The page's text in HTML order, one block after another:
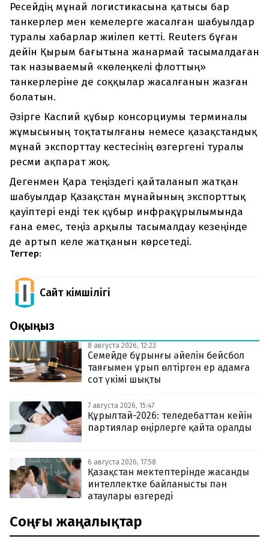
Ресейдің мұнай логистикасына қатысы бар
танкерлер мен кемелерге жасалған шабуылдар
туралы хабарлар жиілеп кетті. Reuters бұған
дейін Қырым бағытына жанармай тасымалдаған
так называемый «көлеңкелі флоттың»
танкерлеріне де соққылар жасалғанын жазған
болатын.
Әзірге Каспий құбыр консорциумы терминалы
жұмысының тоқтатылғаны немесе қазақстандық
мұнай экспорттау кестесінің өзгергені туралы
ресми ақпарат жоқ.
Дегенмен Қара теңіздегі қайталанып жатқан
шабуылдар Қазақстан мұнайының экспорттық
қауіптері енді тек құбыр инфрақұрылымында
ғана емес, теңіз арқылы тасымалдау кезеңінде
де артып келе жатқанын көрсетеді.
Тегтер:
Сайт Әкімшілігі
Оқыңыз
8 августа 2026, 12:23
Семейде бұрынғы әйелін бейсбол
таяғымен ұрып өлтірген ер адамға
сот үкімі шықты
7 августа 2026, 15:47
Құрылтай-2026: теледебаттан кейін
партиялар өңірлерге қайта оралды
6 августа 2026, 17:58
Қазақстан мектептерінде жасанды
интеллектке байланысты пән
атаулары өзгереді
Соңғы жаңалықтар